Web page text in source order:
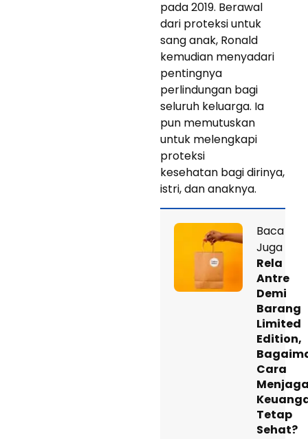
pada 2019. Berawal
dari proteksi untuk
sang anak, Ronald
kemudian menyadari
pentingnya
perlindungan bagi
seluruh keluarga. Ia
pun memutuskan
untuk melengkapi
proteksi
kesehatan bagi dirinya,
istri, dan anaknya.
Baca
Juga
Rela
Antre
Demi
Barang
Limited
Edition,
Cara
Tetap
Sehat?